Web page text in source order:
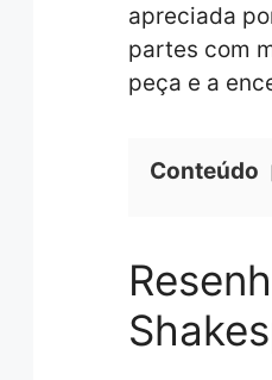
apreciada
partes com
peça e a
Conteúdo